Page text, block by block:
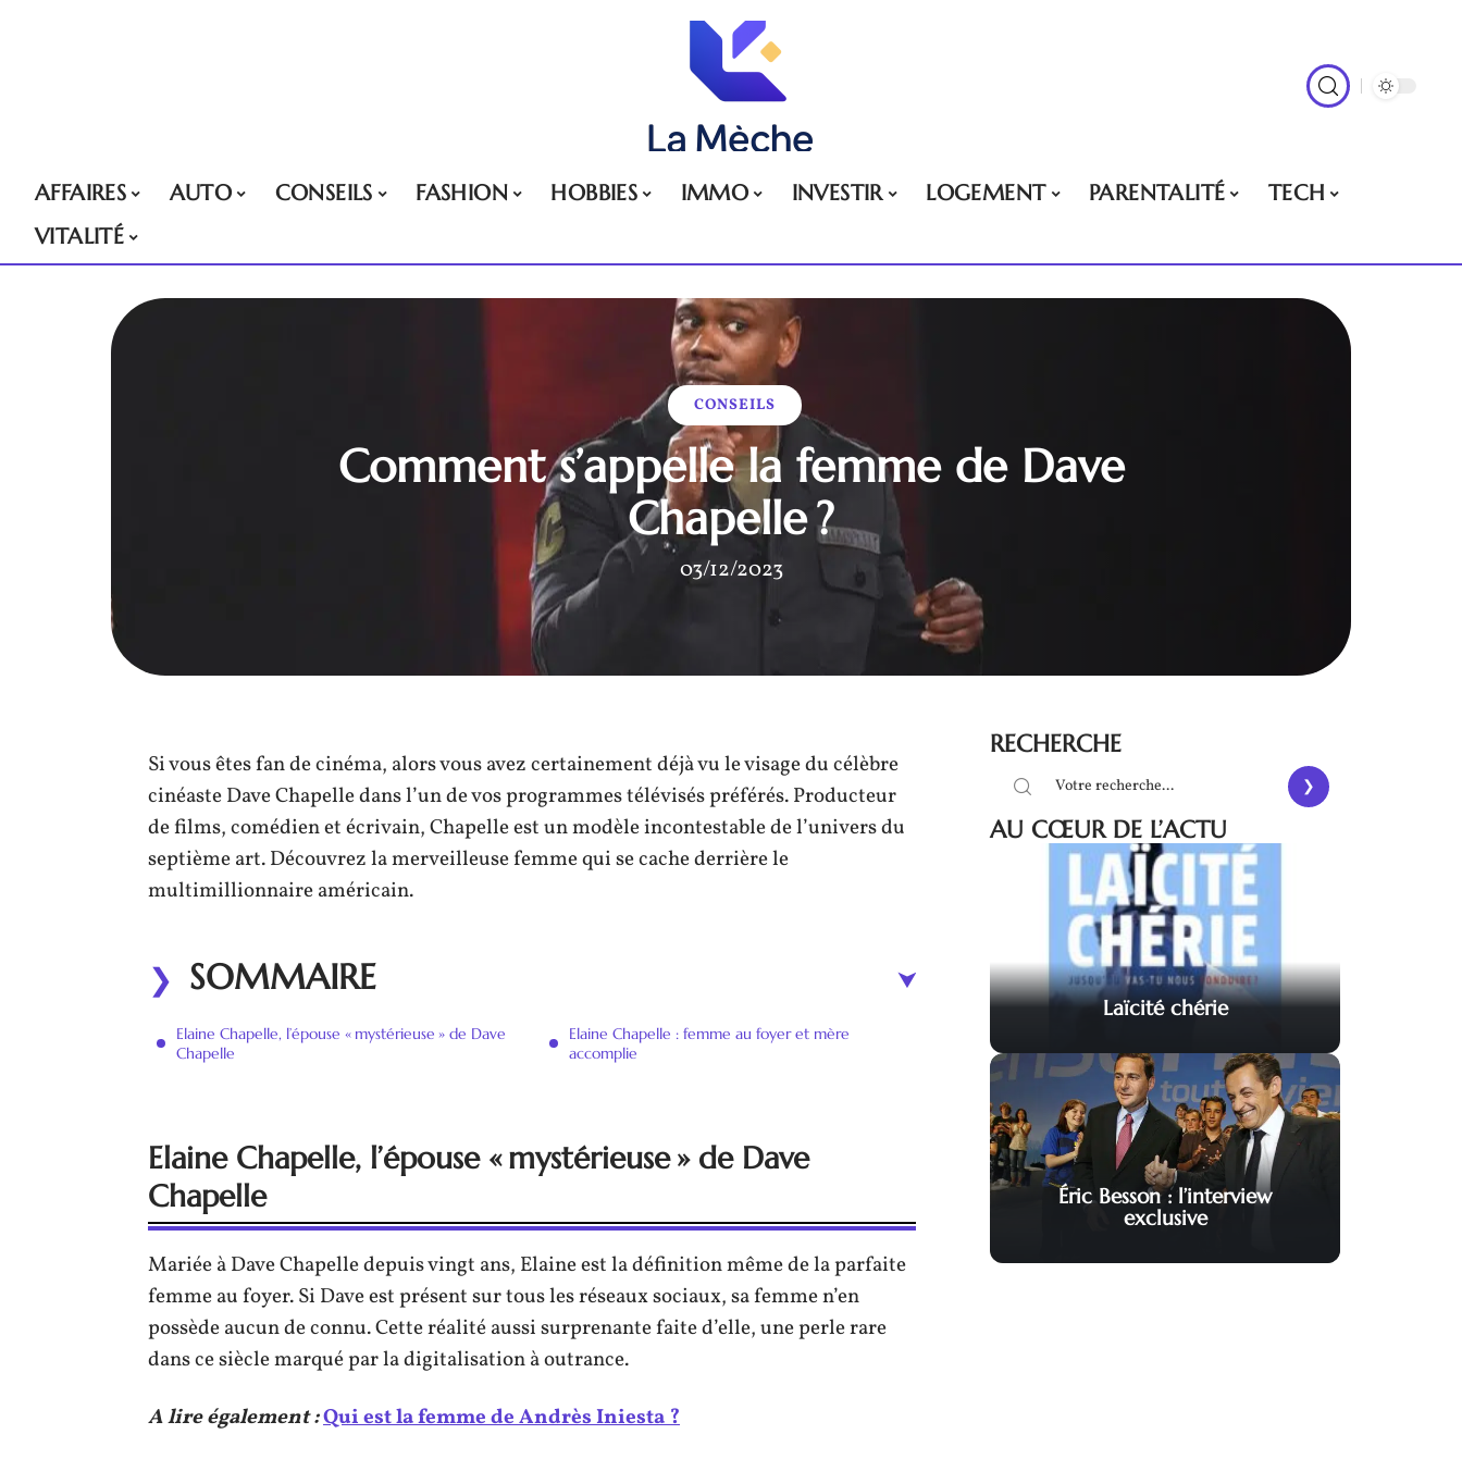
AFFAIRES AUTO CONSEILS FASHION HOBBIES IMMO INVESTIR LOGEMENT PARENTALITÉ
TECH
VITALITÉ
CONSEILS
Comment s’appelle la femme de Dave
Chapelle ?
03/12/2023
Si vous êtes fan de cinéma, alors vous avez certainement déjà vu le visage du célèbre
cinéaste Dave Chapelle dans l’un de vos programmes télévisés préférés. Producteur
de films, comédien et écrivain, Chapelle est un modèle incontestable de l’univers du
septième art. Découvrez la merveilleuse femme qui se cache derrière le
multimillionnaire américain.
SOMMAIRE
Elaine Chapelle, l’épouse « mystérieuse » de Dave
Chapelle
Elaine Chapelle : femme au foyer et mère
accomplie
Elaine Chapelle, l’épouse « mystérieuse » de Dave
Chapelle
Mariée à Dave Chapelle depuis vingt ans, Elaine est la définition même de la parfaite
femme au foyer. Si Dave est présent sur tous les réseaux sociaux, sa femme n’en
possède aucun de connu. Cette réalité aussi surprenante faite d’elle, une perle rare
dans ce siècle marqué par la digitalisation à outrance.
A lire également :Qui est la femme de Andrès Iniesta ?
RECHERCHE
AU CŒUR DE L’ACTU
Laïcité chérie
Éric Besson : l’interview
exclusive